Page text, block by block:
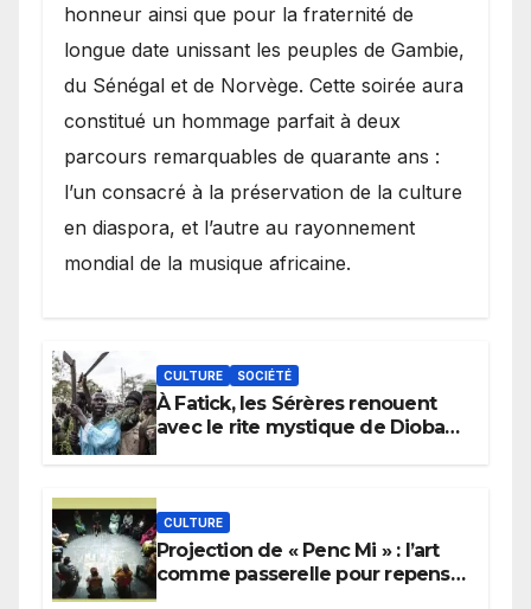
honneur ainsi que pour la fraternité de
longue date unissant les peuples de Gambie,
du Sénégal et de Norvège. Cette soirée aura
constitué un hommage parfait à deux
parcours remarquables de quarante ans :
l’un consacré à la préservation de la culture
en diaspora, et l’autre au rayonnement
mondial de la musique africaine.
CULTURE SOCIÉTÉ
À Fatick, les Sérères renouent
avec le rite mystique de Diobaye
CULTURE
Projection de « Penc Mi » : l’art
comme passerelle pour repenser